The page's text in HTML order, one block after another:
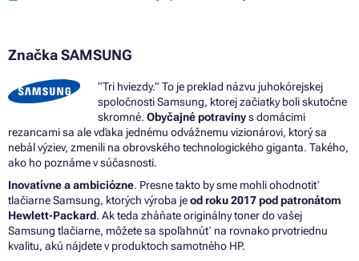
Značka SAMSUNG
“Tri hviezdy.” To je preklad názvu juhokórejskej
spoločnosti Samsung, ktorej začiatky boli skutočne
skromné. Obyčajné potravinys domácimi
rezancami sa ale vďaka jednému odvážnemu vizionárovi, ktorý sa
nebál výziev, zmenili na obrovského technologického giganta. Takého,
ako ho poznáme v súčasnosti.
Inovatívne a ambiciózne. Presne takto by sme mohli ohodnotiť
tlačiarne Samsung, ktorých výroba jeod roku 2017 pod patronátom
Hewlett-Packard. Ak teda zháňate originálny toner do vašej
Samsung tlačiarne, môžete sa spoľahnúť na rovnako prvotriednu
kvalitu, akú nájdete v produktoch samotného HP.